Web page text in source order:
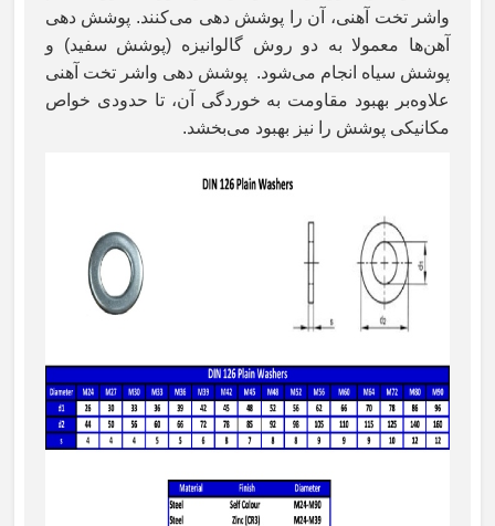
واشر تخت آهنی، آن را پوشش دهی می‌کنند. پوشش دهی
آهن‌ها معمولا به دو روش گالوانیزه (پوشش سفید) و
پوشش سیاه انجام می‌شود. پوشش دهی واشر تخت آهنی
علاوه‌بر بهبود مقاومت به خوردگی آن، تا حدودی خواص
مکانیکی پوشش را نیز بهبود می‌بخشد.